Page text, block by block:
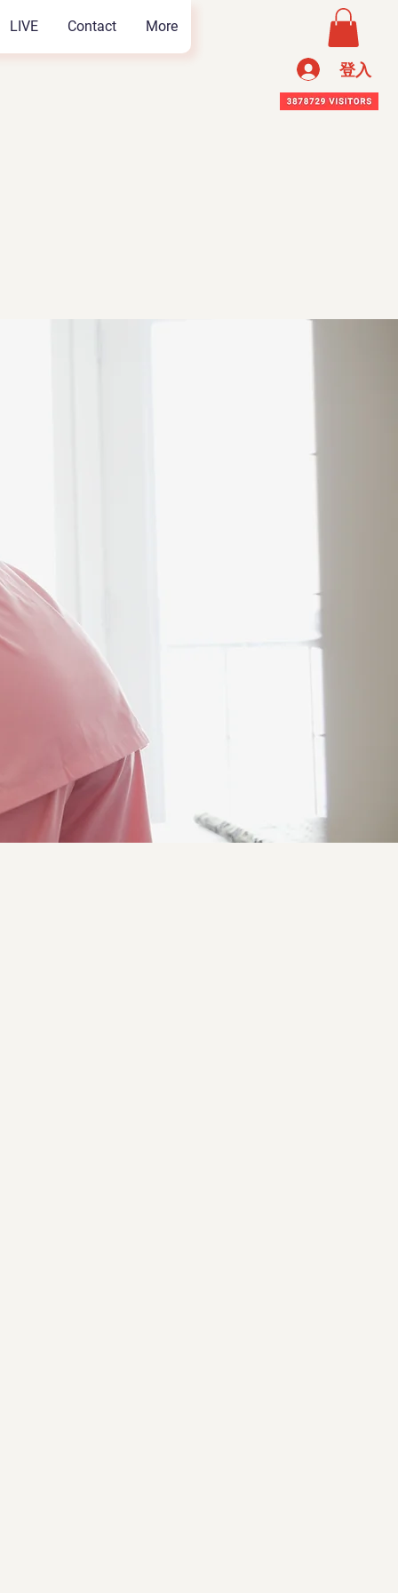
LIVE Contact More
登入